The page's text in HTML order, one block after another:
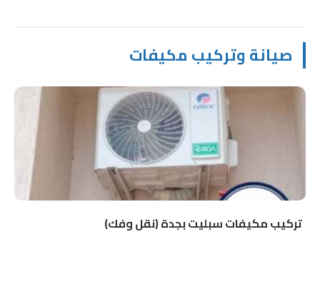
صيانة وتركيب مكيفات
تركيب مكيفات سبليت بجدة (نقل وفك)